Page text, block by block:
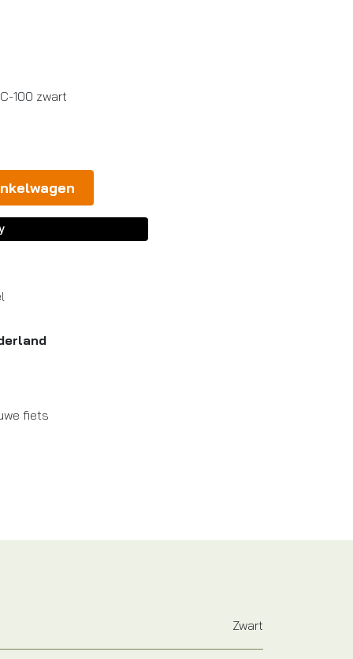
100 zwart
fiets
Zwart